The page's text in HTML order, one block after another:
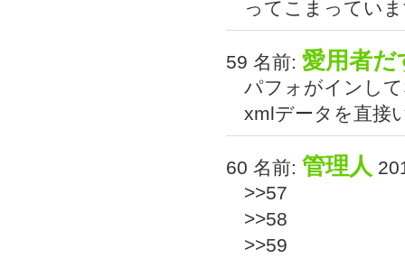
ってこまってい
59 名前: 愛用者だ
パフォがインし
xmlデータを直接
60 名前: 管理人
>>57
>>58
>>59